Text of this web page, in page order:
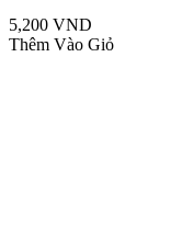
5,200 VND
Thêm Vào Giỏ